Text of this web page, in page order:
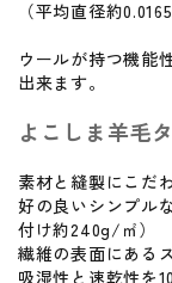
（平均直径約
ウールが持つ機能
出来ます。
よこしま羊毛
素材と縫製にこだ
好の良いシンプル
付け約240g/㎡）
繊維の表面にある
吸湿性と速乾性を